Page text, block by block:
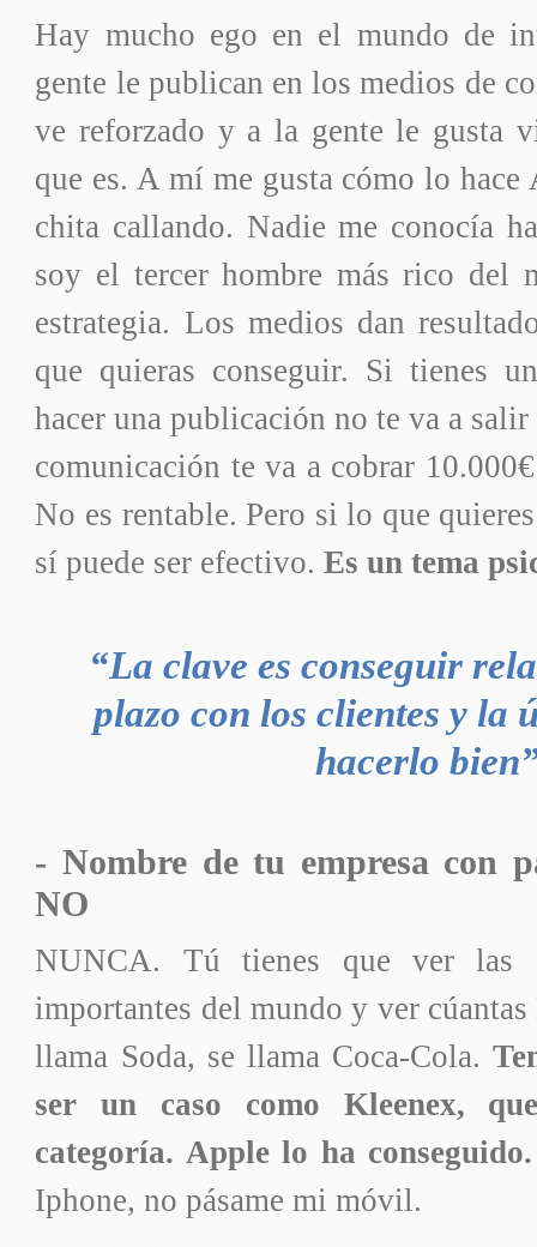
Hay mucho ego en el mundo de
gente le publican en los medios de
ve reforzado y a la gente le gusta
que es. A mí me gusta cómo lo
chita callando. Nadie me conocía
soy el tercer hombre más rico del
estrategia. Los medios dan
que quieras conseguir. Si tienes
hacer una publicación no te va a
comunicación te va a cobrar
No es rentable. Pero si lo que
sí puede ser efectivo.Es un tema
“La clave es conseguir
plazo con los clientes y la
hacerlo
- Nombre de tu empresa con
NO
NUNCA. Tú tienes que ver las
importantes del mundo y ver
llama Soda, se llama Coca-Cola.
ser un caso como Kleenex,
categoría. Apple lo ha conseguido.
Iphone, no pásame mi móvil.